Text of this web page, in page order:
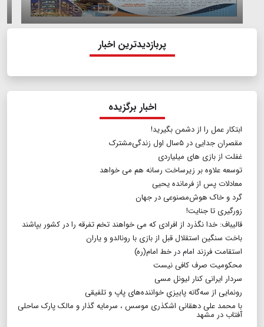
پربازدیدترین اخبار
اخبار برگزیده
ابتکار عمل را از دشمن بگیرید!
مقصران جدایی در ۵سال ‌اول زندگی‌مشترک
غفلت از بازی های میلیاردی
توسعه علاوه بر زیرساخت رسانه هم می خواهد
معادلات پس از فرمانده یحیی
گرد و خاک هوش‌مصنوعی در جهان
زورگیری تا جنایت!
قالیباف: خدا نگذرد از افرادی که می خواهند تخم تفرقه را در کشور بپاشند
باخت سنگین استقلال قبل از بازی با رونالدو و یاران
استقامت فرزند امام در خط امام(ره)
محکومیت صرف کافی نیست
سردار ایرانی کنار لیونل مسی
رونمایی از سه‌گانه پاییزیِ خواننده‌های پاپ و تلفیقی
با محمد علی دهقانی اشکذری موسس ، سرمایه گذار و مالک پارک ساحلی
آفتاب در مشهد